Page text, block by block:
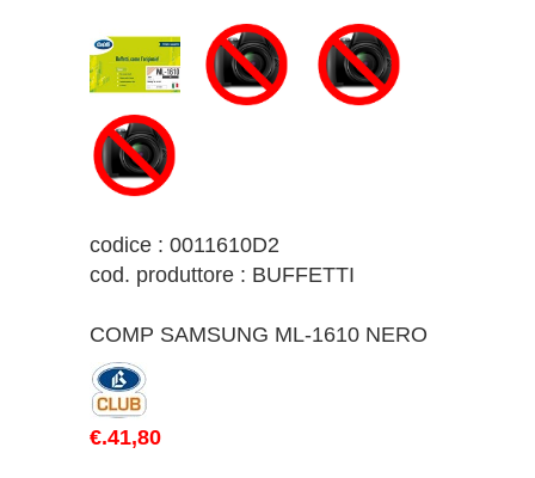
codice : 0011610D2
cod. produttore : BUFFETTI
COMP SAMSUNG ML-1610 NERO
€.41,80